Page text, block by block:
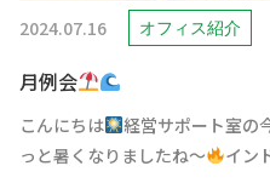
2024.07.16 オフィス紹介
月例会
こんにちは
経営サポート室の
っと暑くなりましたね～
イン